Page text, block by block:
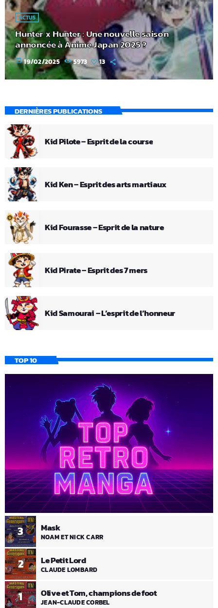
ACTUS
Hunter x Hunter : Une nouvelle saison
annoncée à Anime Japan 2025 ?
today 19/02/2025 5973 13
DERNIÈRES PUBLICATIONS
Kid Pilote – Esprit de la course
Kid Ken – Esprit des arts martiaux
Kid Fourasse – Esprit de la nature
Kid Pirate – Esprit des 7 mers
Kid Samourai – L’esprit de l’honneur
TOP 10
1 Olive et Tom, champions de foot
JEAN-CLAUDE CORBEL
2 Le Petit Lord
CLAUDE LOMBARD
3 Mask
NOAM ET NICK CARR